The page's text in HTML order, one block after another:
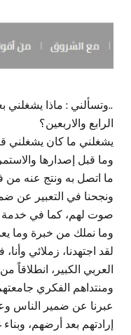
..وتسألني : ماذا يشغلني
الرابع والاربعين؟
يشغلني ما كان يشغلني
وما قبل إصدارها
ما اتصل به ونتج عنه من
ونجحنا في التعبير عن
صوت لهم، كما في خدمة
وما نملك من خبرة وما
لقد اجتهدنا، زملائي
العربي الكبير، انطلاقاً
ومنتداهم الفكري
عبرنا عن ضمير الناس
إرادتهم بعد أرضهم،